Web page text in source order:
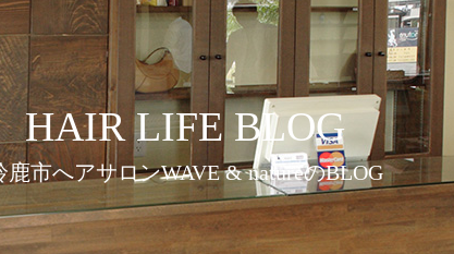
HAIR LIFE BLOG
鹿市へアサロンWAVE & natureのBLOG